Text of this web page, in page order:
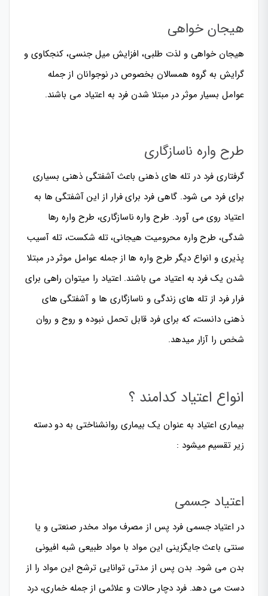
هیجان خواهی
هیجان خواهی و لذت طلبی، افزایش میل جنسی، کنجکاوی و
گرایش به گروه همسالان بخصوص در نوجوانان از جمله
عوامل بسیار موثر در مبتلا شدن فرد به اعتیاد می باشند.
طرح واره ناسازگاری
گرفتاری فرد در تله های ذهنی باعثآشفتگی ذهنی بسیاری
برای فرد می شود. گاهی فرد برای فرار از این آشفتگی ها به
اعتیاد روی می آورد. طرح واره ناسازگاری، طرح واره رها
شدگی، طرح واره محرومیت هیجانی، تله شکست، تله آسیب
پذیریو انواع دیگر طرح واره ها از جمله عوامل موثر در مبتلا
شدن یک فرد به اعتیاد می باشند. اعتیاد را میتوان راهی برای
فرار فرد از تله های زندگی و ناسازگاری ها و آشفتگی های
ذهنی دانست، که برای فرد قابل تحمل نبوده و روح و روان
شخص را آزار میدهد.
انواع اعتیاد کدامند ؟
بیماری اعتیاد به عنوان یک بیماری روانشناختی به دو دسته
زیر تقسیم میشود :
اعتیاد جسمی
در اعتیاد جسمی فرد پس از مصرف مواد مخدر صنعتی و یا
سنتی باعث جایگزینی این مواد با مواد طبیعی شبه افیونی
بدن می شود. بدن پس از مدتی توانایی ترشح این مواد را از
دست می دهد. فرد دچار حالات و علائمی از جمله خماری، درد